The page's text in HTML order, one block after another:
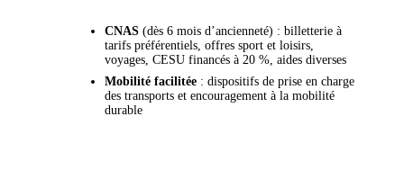
CNAS (dès 6 mois d’ancienneté) : billetterie à
tarifs préférentiels, offres sport et loisirs,
voyages, CESU financés à 20 %, aides diverses
Mobilité facilitée : dispositifs de prise en charge
des transports et encouragement à la mobilité
durable